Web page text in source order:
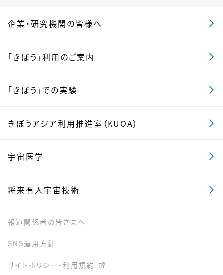
企業・研究機関の皆様へ
「きぼう」利用のご案内
「きぼう」での実験
きぼうアジア利用推進室（KUOA）
宇宙医学
将来有人宇宙技術
報道関係者の皆さまへ
SNS運用方針
サイトポリシー・利用規約